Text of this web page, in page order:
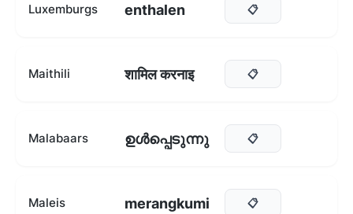
Luxemburgs enthalen 📋
Maithili शामिल करनाइ 📋
Malabaars ഉൾപ്പെടുന്നു 📋
Maleis merangkumi 📋